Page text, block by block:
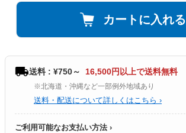
カートに入れる
送料 : ¥750～ 16,500円以上で送料無料
※北海道・沖縄など一部例外地域あり
送料・配送について詳しくはこちら ›
ご利用可能なお支払い方法 ›